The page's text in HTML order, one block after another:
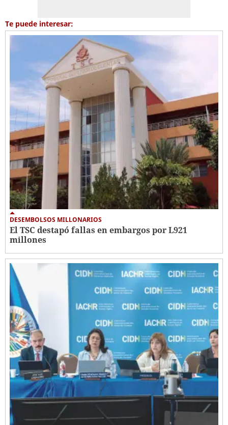
Te puede interesar:
DESEMBOLSOS MILLONARIOS
El TSC destapó fallas en embargos por L921
millones